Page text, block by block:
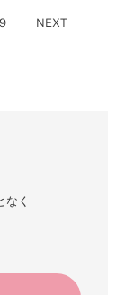
9 NEXT
なく